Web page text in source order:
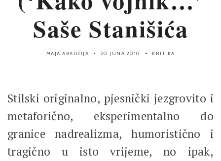
Saše Stanišića
MAJA ABADŽIJA 20 JUNA 2010 KRITIKA
Stilski originalno, pjesnički jezgrovito i
metaforično, eksperimentalno do
granice nadrealizma, humoristično i
tragično u isto vrijeme, no ipak,